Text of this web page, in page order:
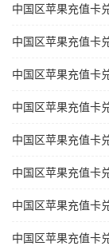
中国区苹果充值卡
中国区苹果充值卡
中国区苹果充值卡
中国区苹果充值卡
中国区苹果充值卡
中国区苹果充值卡
中国区苹果充值卡
中国区苹果充值卡